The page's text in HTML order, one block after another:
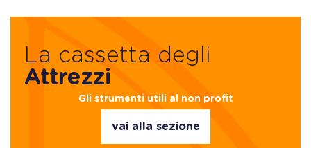
La cassetta degli
Attrezzi
Gli strumenti utili al non profit
vai alla sezione